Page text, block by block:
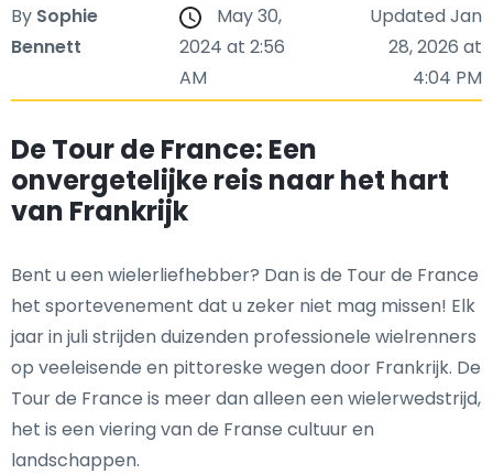
By Sophie
Bennett
May 30,
2024 at 2:56
AM
Updated Jan
28, 2026 at
4:04 PM
De Tour de France: Een
onvergetelijke reis naar het hart
van Frankrijk
Bent u een wielerliefhebber? Dan is de Tour de France
het sportevenement dat u zeker niet mag missen! Elk
jaar in juli strijden duizenden professionele wielrenners
op veeleisende en pittoreske wegen door Frankrijk. De
Tour de France is meer dan alleen een wielerwedstrijd,
het is een viering van de Franse cultuur en
landschappen.